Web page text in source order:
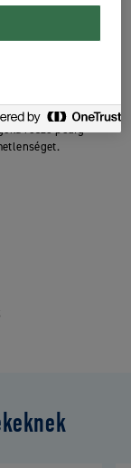
első fogacska, de
Step 1
úgy, hogy az első
Dot design díjas
és olyan
megelőzi, hogy
része pedig